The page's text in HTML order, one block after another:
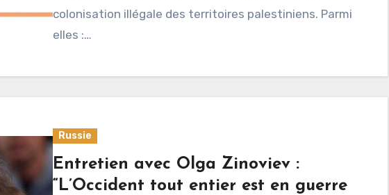
colonisation illégale des territoires palestiniens. Parmi
elles :…
Russie
Entretien avec Olga Zinoviev :
“L’Occident tout entier est en guerre